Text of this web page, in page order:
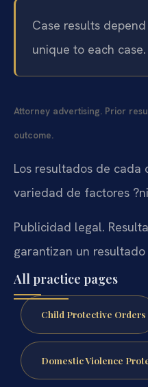
Case results
unique to each case.
Attorney advertising. Prior
outcome.
Los resultados de cada
variedad de factores
Publicidad legal.
garantizan un resultado
All practice pages
Child Protective Orders
Domestic Violence